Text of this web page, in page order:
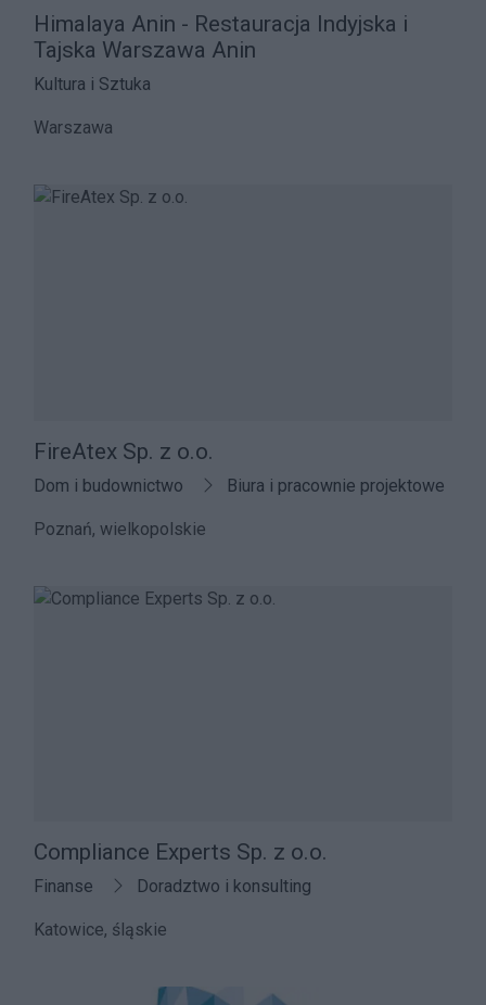
Himalaya Anin - Restauracja Indyjska i
Tajska Warszawa Anin
Kultura i Sztuka
Warszawa
FireAtex Sp. z o.o.
Dom i budownictwo Biura i pracownie projektowe
Poznań, wielkopolskie
Compliance Experts Sp. z o.o.
Finanse Doradztwo i konsulting
Katowice, śląskie